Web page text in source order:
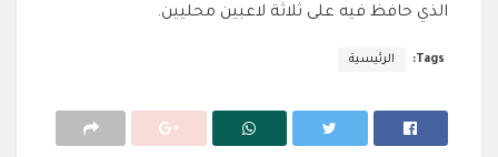
الذي حافظ فيه على ثلاثة لاعبين محليين.
Tags: الرئيسية